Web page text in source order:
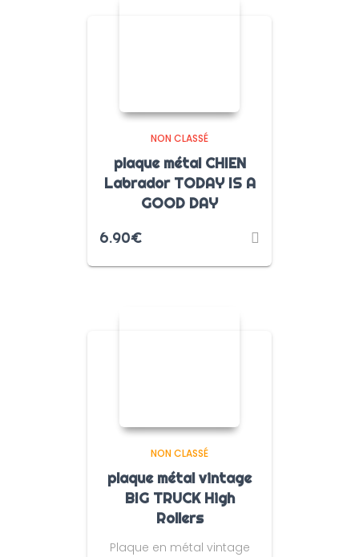
NON CLASSÉ
plaque métal CHIEN
Labrador TODAY IS A
GOOD DAY
6.90€
NON CLASSÉ
plaque métal vintage
BIG TRUCK High
Rollers
Plaque en métal vintage